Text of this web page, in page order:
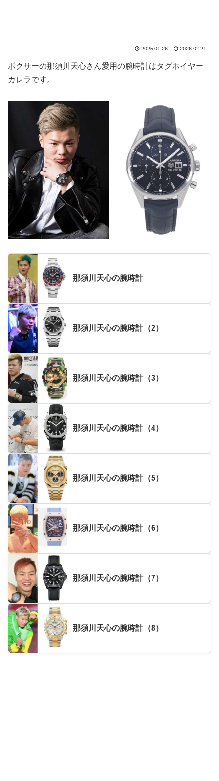
2025.01.26 2026.02.21
ボクサーの那須川天心さん愛用の腕時計はタグホイヤー
カレラです。
那須川天心の腕時計
那須川天心の腕時計（2）
那須川天心の腕時計（3）
那須川天心の腕時計（4）
那須川天心の腕時計（5）
那須川天心の腕時計（6）
那須川天心の腕時計（7）
那須川天心の腕時計（8）